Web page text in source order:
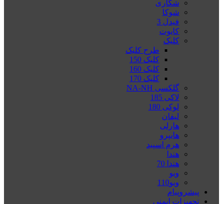
شکاری
شوکا
فیدل 3
کایوت
کلیک
طرح کلیک
کلیک 150
کلیک 160
کلیک 170
گلکسی NA-NH
لاکی 185
لوکی 180
لیفان
هارلی
هایپرو
هرم اسپید
هندا
هندا 70
ویو
ویو110
پیشروپیام
تجهیزات ایمنی